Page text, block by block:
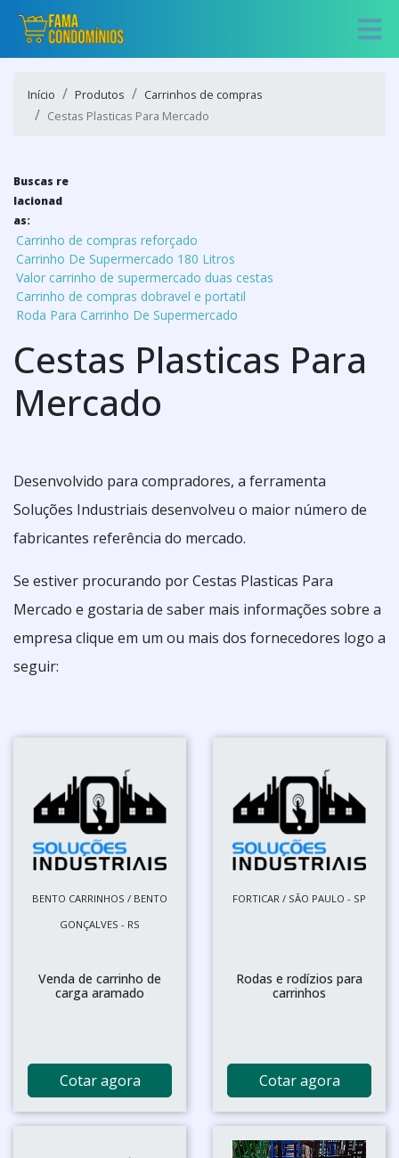
Início Produtos
Carrinhos de compras
Cestas Plasticas Para Mercado
Buscas re
lacionad
as:
Carrinho de compras reforçado
Carrinho De Supermercado 180 Litros
Valor carrinho de supermercado duas cestas
Carrinho de compras dobravel e portatil
Roda Para Carrinho De Supermercado
Cestas Plasticas Para
Mercado
Desenvolvido para compradores, a ferramenta
Soluções Industriais desenvolveu o maior número de
fabricantes referência do mercado.
Se estiver procurando por Cestas Plasticas Para
Mercado e gostaria de saber mais informações sobre a
empresa clique em um ou mais dos fornecedores logo a
seguir:
BENTO CARRINHOS / BENTO
GONÇALVES - RS
Venda de carrinho de
carga aramado
Cotar agora
FORTICAR / SÃO PAULO - SP
Rodas e rodízios para
carrinhos
Cotar agora